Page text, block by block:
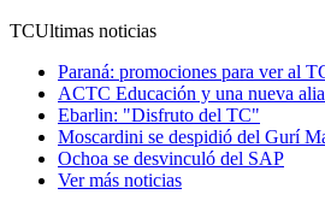
TCUltimas noticias
Paraná: promociones para ver al
ACTC Educación y una nueva
Ebarlin: "Disfruto del TC"
Moscardini se despidió del Gurí
Ochoa se desvinculó del SAP
Ver más noticias